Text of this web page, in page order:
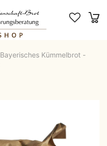
Bayerisches Kümmelbrot -